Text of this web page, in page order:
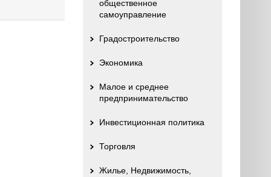
общественное
самоуправление
Градостроительство
Экономика
Малое и среднее
предпринимательство
Инвестиционная политика
Торговля
Жилье, Недвижимость,